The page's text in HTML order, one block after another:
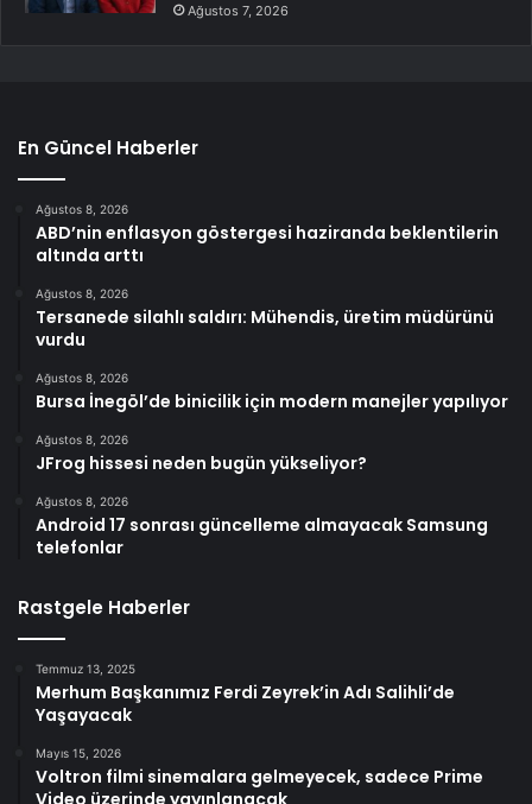
Ağustos 7, 2026
En Güncel Haberler
Ağustos 8, 2026
ABD’nin enflasyon göstergesi haziranda beklentilerin
altında arttı
Ağustos 8, 2026
Tersanede silahlı saldırı: Mühendis, üretim müdürünü
vurdu
Ağustos 8, 2026
Bursa İnegöl’de binicilik için modern manejler yapılıyor
Ağustos 8, 2026
JFrog hissesi neden bugün yükseliyor?
Ağustos 8, 2026
Android 17 sonrası güncelleme almayacak Samsung
telefonlar
Rastgele Haberler
Temmuz 13, 2025
Merhum Başkanımız Ferdi Zeyrek’in Adı Salihli’de
Yaşayacak
Mayıs 15, 2026
Voltron filmi sinemalara gelmeyecek, sadece Prime